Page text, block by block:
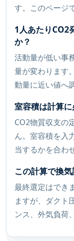
す。このページ
1人あたりCO2
か？
活動量が低い事
量が変わります
動量に近い値へ
室容積は計算に
CO2物質収支の
ん。室容積を入
当するかを合わ
この計算で換
最終選定はでき
ますが、ダクト
ンス、外気負荷